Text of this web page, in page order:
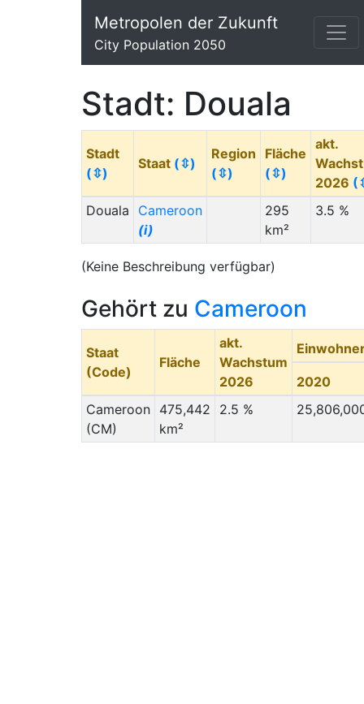
Metropolen der Zukunft
City Population 2050
Stadt: Douala
Stadt
(⇳)
Staat (⇳)
Region
(⇳)
Fläche
(⇳)
akt.
2026
Douala
Cameroon
(i)
295
km²
3.5 %
(Keine Beschreibung verfügbar)
Gehört zu Cameroon
Staat
(Code)
Fläche
akt.
Wachstum
2026
2020
Cameroon
(CM)
475,442
km²
2.5 %